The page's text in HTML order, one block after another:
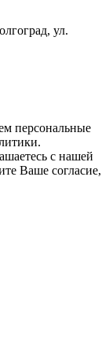
ул.
персональные
с нашей
Ваше согласие,